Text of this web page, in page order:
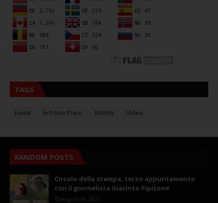
TAGS
Eventi In Primo Piano Notizie Video
RANDOM POSTS
Circolo della stampa, terzo appuntamento
con il giornalista Giacinto Pipitone
August 04, 2026